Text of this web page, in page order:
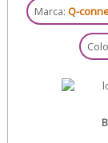
Marca:Q-